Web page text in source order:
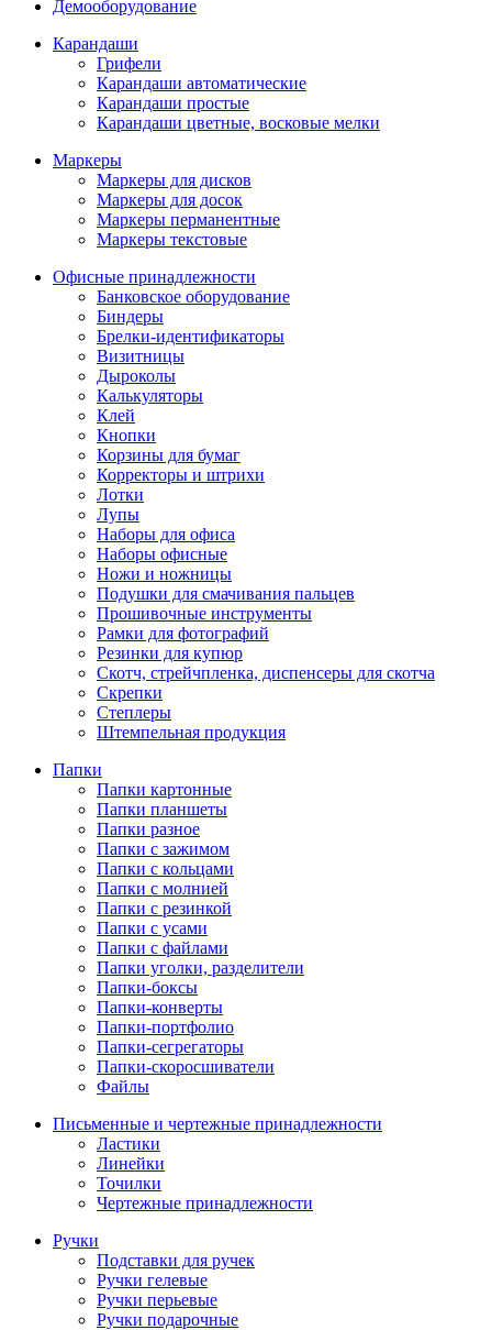
Демооборудование
Карандаши
Грифели
Карандаши автоматические
Карандаши простые
Карандаши цветные, восковые мелки
Маркеры
Маркеры для дисков
Маркеры для досок
Маркеры перманентные
Маркеры текстовые
Офисные принадлежности
Банковское оборудование
Биндеры
Брелки-идентификаторы
Визитницы
Дыроколы
Калькуляторы
Клей
Кнопки
Корзины для бумаг
Корректоры и штрихи
Лотки
Лупы
Наборы для офиса
Наборы офисные
Ножи и ножницы
Подушки для смачивания пальцев
Прошивочные инструменты
Рамки для фотографий
Резинки для купюр
Скотч, стрейчпленка, диспенсеры для скотча
Скрепки
Степлеры
Штемпельная продукция
Папки
Папки картонные
Папки планшеты
Папки разное
Папки с зажимом
Папки с кольцами
Папки с молнией
Папки с резинкой
Папки с усами
Папки с файлами
Папки уголки, разделители
Папки-боксы
Папки-конверты
Папки-портфолио
Папки-сегрегаторы
Папки-скоросшиватели
Файлы
Письменные и чертежные принадлежности
Ластики
Линейки
Точилки
Чертежные принадлежности
Ручки
Подставки для ручек
Ручки гелевые
Ручки перьевые
Ручки подарочные